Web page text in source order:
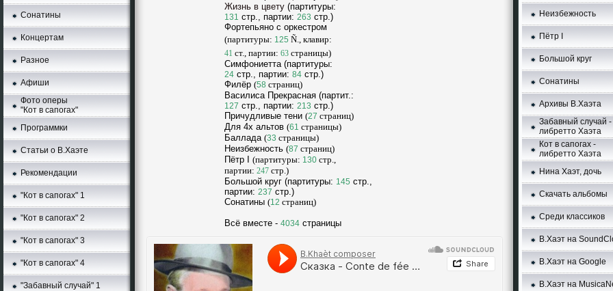
Сонатины
Концертам
Разное
Афиши
Фото оперы
"Кот в сапогах"
Программки
Статьи о В.Хаэте
Рекомендации
"Кот в сапогах" 1
"Кот в сапогах" 2
"Кот в сапогах" 3
"Кот в сапогах" 4
"Забавный случай" 1
Жизнь в цвету (партитуры:
131 стp., партии: 263 стp.)
Фортепьяно с оркестром
(партитуры: 125 Ñ., клавир:
41 ст., партии: 63 страницы)
Симфониетта (партитуры:
24 стp., партии: 84 стp.)
Филёр (58 страниц)
Bacилиca Пpeкpacнaя (партит.:
127 cтp., партии: 213 cтp.)
Причудливые тени (27 страниц)
Для 4х альтов (61 страницы)
Баллада (33 страницы)
Неизбежность (87 страниц)
Пётр I (партитуры: 130 стp.,
партии: 247 стp.)
Большой круг (партитуры: 145 стp.,
партии: 237 стp.)
Сонатины (12 страниц)
Всё вместе - 4034 страницы
Неизбежность
Пётр I
Большой круг
Сонатины
Aрхивы В.Хаэта
Забавный случай -
либретто Хаэта
Кот в сапогах -
либретто Хаэта
Нина Хаэт, дочь
Скачать альбомы
Среди классиков
В.Хаэт нa
В.Хаэт нa Google
В.Хаэт нa